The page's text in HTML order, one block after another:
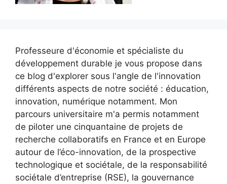
Professeure d'économie et spécialiste du
développement durable je vous propose dans
ce blog d'explorer sous l'angle de l'innovation
différents aspects de notre société : éducation,
innovation, numérique notamment. Mon
parcours universitaire m'a permis notamment
de piloter une cinquantaine de projets de
recherche collaboratifs en France et en Europe
autour de l’éco-innovation, de la prospective
technologique et sociétale, de la responsabilité
sociétale d’entreprise (RSE), la gouvernance